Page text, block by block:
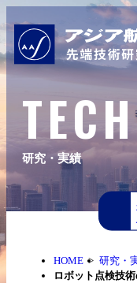
研究・実績
HOME 研究・
ロボット点検技